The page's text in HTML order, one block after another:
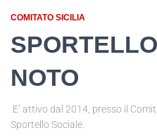
COMITATO SICILIA
NOTO
E’ attivo dal 2014, presso il
Sportello Sociale.